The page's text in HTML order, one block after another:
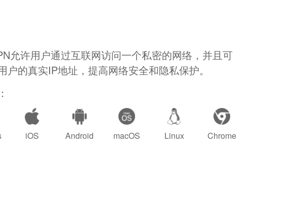
允许用户通过互联网访问一个私密的网络，并且可
户的真实IP地址，提高网络安全和隐私保护。
iOS Android macOS Linux Chrome